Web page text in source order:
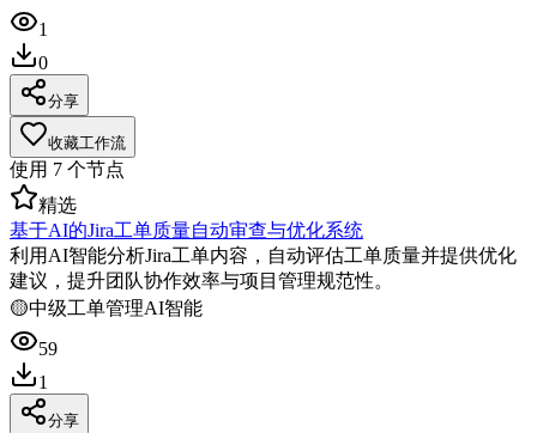
1
0
分享
收藏工作流
使用 7 个节点
精选
基于AI的Jira工单质量自动审查与优化系统
利用AI智能分析Jira工单内容，自动评估工单质量并提供优化
建议，提升团队协作效率与项目管理规范性。
🟡中级工单管理AI智能
59
1
分享